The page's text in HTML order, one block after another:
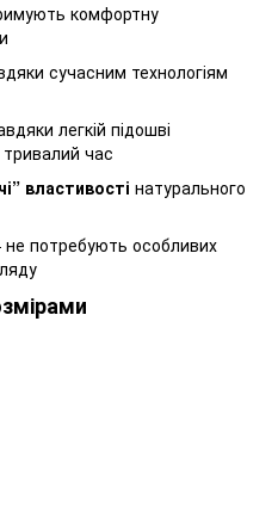
комфортну
сучасним технологіям
легкій підошві
час
властивості натурального
потребують особливих